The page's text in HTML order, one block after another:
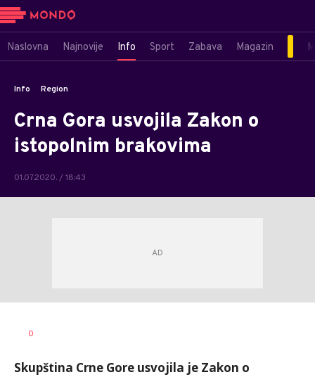
Naslovna Najnovije Info Sport Zabava Magazin
Info Region
Crna Gora usvojila Zakon o
istopolnim brakovima
01.07.2020. / 18:43
AUTOR
0
Skupština Crne Gore usvojila je Zakon o